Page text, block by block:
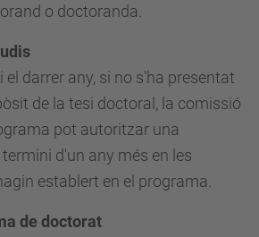
o doctoranda.
darrer any, si no s'ha presentat
de la tesi doctoral, la comissió
pot autoritzar una
d'un any més en les
establert en el programa.
de doctorat